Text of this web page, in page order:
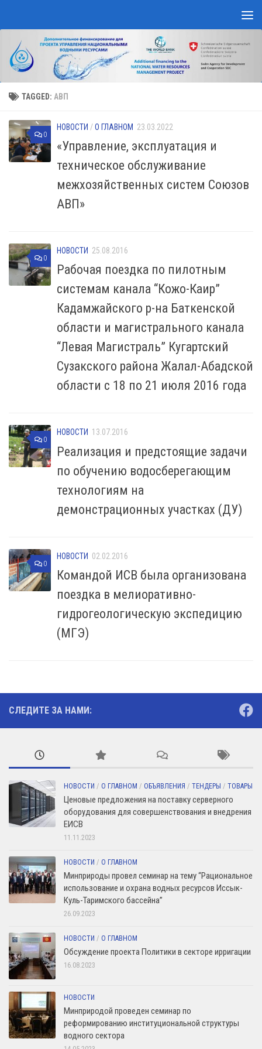
TAGGED: АВП
0
НОВОСТИ /О ГЛАВНОМ 23.03.2022
«Управление, эксплуатация и
техническое обслуживание
межхозяйственных систем Союзов
АВП»
0
НОВОСТИ 25.08.2016
Рабочая поездка по пилотным
системам канала “Кожо-Каир”
Кадамжайского р-на Баткенской
области и магистрального канала
“Левая Магистраль” Кугартский
Сузакского района Жалал-Абадской
области с 18 по 21 июля 2016 года
0
НОВОСТИ 13.07.2016
Реализация и предстоящие задачи
по обучению водосберегающим
технологиям на
демонстрационных участках (ДУ)
0
НОВОСТИ 02.02.2016
Командой ИСВ была организована
поездка в мелиоративно-
гидрогеологическую экспедицию
(МГЭ)
СЛЕДИТЕ ЗА НАМИ:
НОВОСТИ / О ГЛАВНОМ / ОБЪЯВЛЕНИЯ / ТЕНДЕРЫ / ТОВАРЫ
Ценовые предложения на поставку серверного
оборудования для совершенствования и внедрения
ЕИСВ
11.11.2023
НОВОСТИ / О ГЛАВНОМ
Минприроды провел семинар на тему “Рациональное
использование и охрана водных ресурсов Иссык-
Куль-Таримского бассейна”
26.09.2023
НОВОСТИ / О ГЛАВНОМ
Обсуждение проекта Политики в секторе ирригации
16.08.2023
НОВОСТИ
Минприродой проведен семинар по
реформированию институциональной структуры
водного сектора